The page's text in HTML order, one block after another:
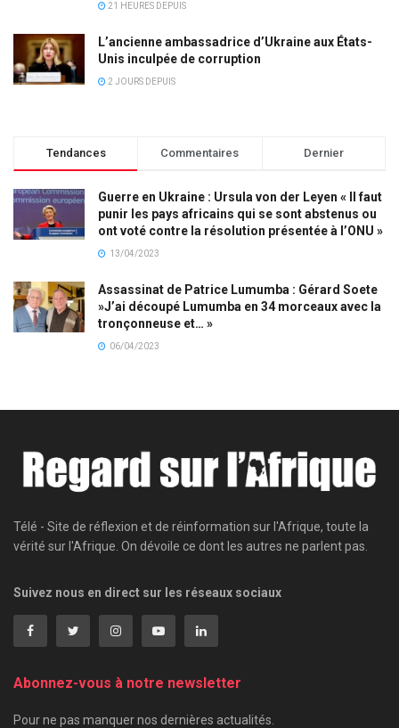
21 HEURES DEPUIS
L’ancienne ambassadrice d’Ukraine aux États-
Unis inculpée de corruption
2 JOURS DEPUIS
Tendances Commentaires Dernier
Guerre en Ukraine : Ursula von der Leyen « Il faut
punir les pays africains qui se sont abstenus ou
ont voté contre la résolution présentée à l’ONU »
13/04/2023
Assassinat de Patrice Lumumba : Gérard Soete
»J’ai découpé Lumumba en 34 morceaux avec la
tronçonneuse et… »
06/04/2023
Télé - Site de réflexion et de réinformation sur l'Afrique, toute la
vérité sur l'Afrique. On dévoile ce dont les autres ne parlent pas.
Suivez nous en direct sur les réseaux sociaux
Abonnez-vous à notre newsletter
Pour ne pas manquer nos dernières actualités.